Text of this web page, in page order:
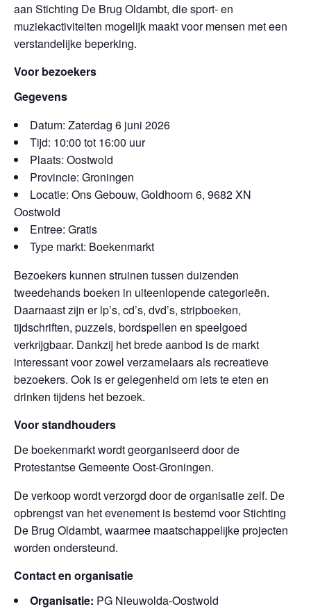
aan Stichting De Brug Oldambt, die sport- en
muziekactiviteiten mogelijk maakt voor mensen met een
verstandelijke beperking.
Voor bezoekers
Gegevens
Datum: Zaterdag 6 juni 2026
Tijd: 10:00 tot 16:00 uur
Plaats: Oostwold
Provincie: Groningen
Locatie: Ons Gebouw, Goldhoorn 6, 9682 XN
Oostwold
Entree: Gratis
Type markt: Boekenmarkt
Bezoekers kunnen struinen tussen duizenden
tweedehands boeken in uiteenlopende categorieën.
Daarnaast zijn er lp’s, cd’s, dvd’s, stripboeken,
tijdschriften, puzzels, bordspellen en speelgoed
verkrijgbaar. Dankzij het brede aanbod is de markt
interessant voor zowel verzamelaars als recreatieve
bezoekers. Ook is er gelegenheid om iets te eten en
drinken tijdens het bezoek.
Voor standhouders
De boekenmarkt wordt georganiseerd door de
Protestantse Gemeente Oost-Groningen.
De verkoop wordt verzorgd door de organisatie zelf. De
opbrengst van het evenement is bestemd voor Stichting
De Brug Oldambt, waarmee maatschappelijke projecten
worden ondersteund.
Contact en organisatie
Organisatie: PG Nieuwolda-Oostwold